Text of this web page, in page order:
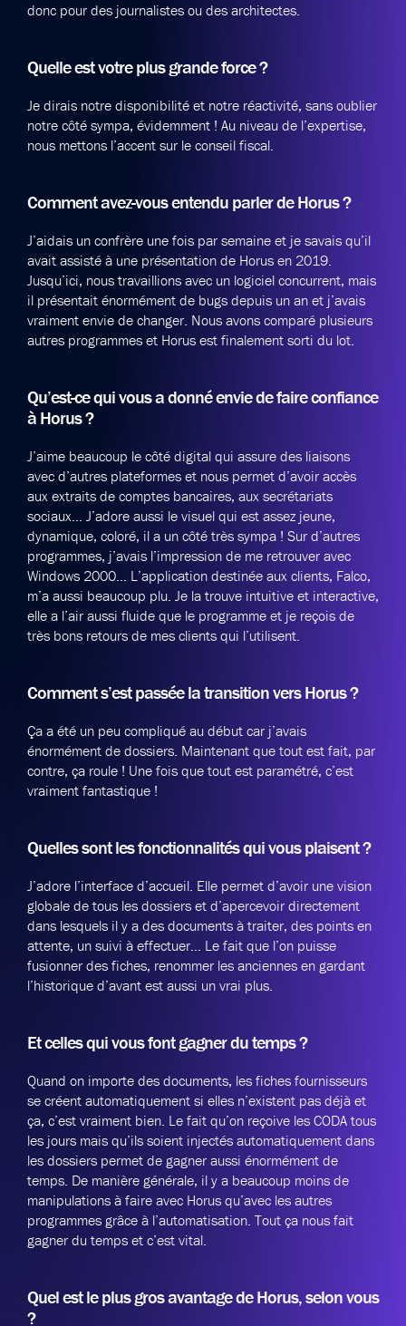
donc pour des journalistes ou des architectes.
Quelle est votre plus grande force ?
Je dirais notre disponibilité et notre réactivité, sans oublier
notre côté sympa, évidemment ! Au niveau de l’expertise,
nous mettons l’accent sur le conseil fiscal.
Comment avez-vous entendu parler de Horus ?
J’aidais un confrère une fois par semaine et je savais qu’il
avait assisté à une présentation de Horus en 2019.
Jusqu’ici, nous travaillions avec un logiciel concurrent, mais
il présentait énormément de bugs depuis un an et j’avais
vraiment envie de changer. Nous avons comparé plusieurs
autres programmes et Horus est finalement sorti du lot.
Qu’est-ce qui vous a donné envie de faire confiance
à Horus ?
J’aime beaucoup le côté digital qui assure des liaisons
avec d’autres plateformes et nous permet d’avoir accès
aux extraits de comptes bancaires, aux secrétariats
sociaux… J’adore aussi le visuel qui est assez jeune,
dynamique, coloré, il a un côté très sympa ! Sur d’autres
programmes, j’avais l’impression de me retrouver avec
Windows 2000… L’application destinée aux clients, Falco,
m’a aussi beaucoup plu. Je la trouve intuitive et interactive,
elle a l’air aussi fluide que le programme et je reçois de
très bons retours de mes clients qui l’utilisent.
Comment s’est passée la transition vers Horus ?
Ça a été un peu compliqué au début car j’avais
énormément de dossiers. Maintenant que tout est fait, par
contre, ça roule ! Une fois que tout est paramétré, c’est
vraiment fantastique !
Quelles sont les fonctionnalités qui vous plaisent ?
J’adore l’interface d’accueil. Elle permet d’avoir une vision
globale de tous les dossiers et d’apercevoir directement
dans lesquels il y a des documents à traiter, des points en
attente, un suivi à effectuer… Le fait que l’on puisse
fusionner des fiches, renommer les anciennes en gardant
l’historique d’avant est aussi un vrai plus.
Et celles qui vous font gagner du temps ?
Quand on importe des documents, les fiches fournisseurs
se créent automatiquement si elles n’existent pas déjà et
ça, c’est vraiment bien. Le fait qu’on reçoive les CODA tous
les jours mais qu’ils soient injectés automatiquement dans
les dossiers permet de gagner aussi énormément de
temps. De manière générale, il y a beaucoup moins de
manipulations à faire avec Horus qu’avec les autres
programmes grâce à l’automatisation. Tout ça nous fait
gagner du temps et c’est vital.
Quel est le plus gros avantage de Horus, selon vous
?